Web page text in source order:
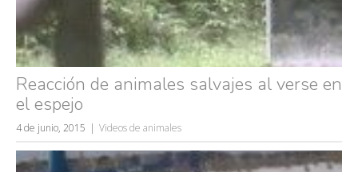
Reacción de animales salvajes al verse en
el espejo
4 de junio, 2015 Videos de animales